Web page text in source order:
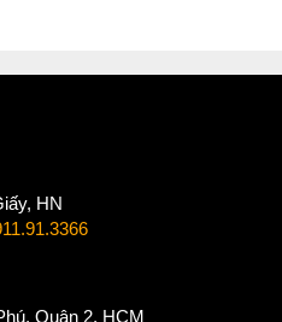
HN
Quận 2, HCM